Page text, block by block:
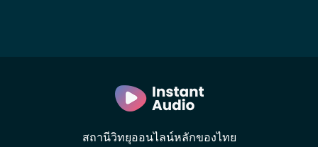
สถานีวิทยุออนไลน์หลักของไทย